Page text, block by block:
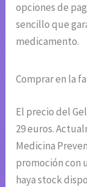
opciones de
sencillo que
medicamento.
Comprar en la
El precio del
29 euros.
Medicina
promoción con
haya stock